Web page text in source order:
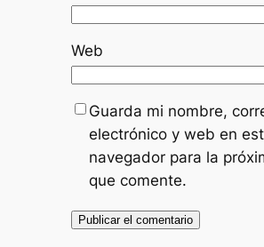
Web
Guarda mi nombre,
electrónico y web en
navegador para la
que comente.